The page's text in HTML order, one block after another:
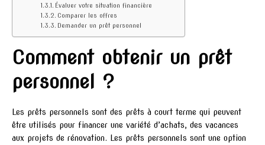
Évaluer votre situation financière
Comparer les offres
Demander un prêt personnel
Comment obtenir un prêt
personnel ?
Les prêts personnels sont des prêts à court terme qui peuvent
être utilisés pour financer une variété d’achats, des vacances
aux projets de rénovation. Les prêts personnels sont une option